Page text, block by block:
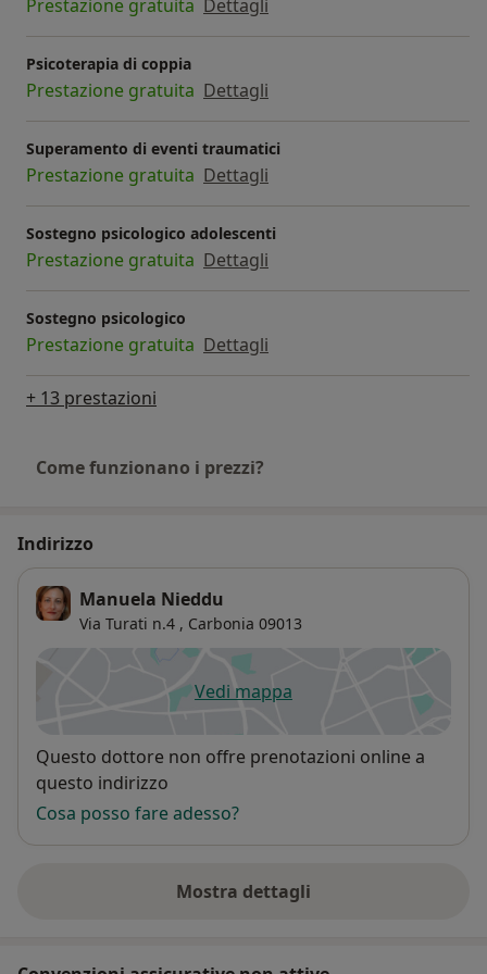
Prestazione gratuita Dettagli
Psicoterapia di coppia
Prestazione gratuita Dettagli
Superamento di eventi traumatici
Prestazione gratuita Dettagli
Sostegno psicologico adolescenti
Prestazione gratuita Dettagli
Sostegno psicologico
Prestazione gratuita Dettagli
+ 13 prestazioni
Come funzionano i prezzi?
Indirizzo
Manuela Nieddu
Via Turati n.4 , Carbonia 09013
Vedi mappasi apre in una nuova scheda
Disponibilità
Questo dottore non offre prenotazioni online a
questo indirizzo
Cosa posso fare adesso?
Mostra dettagli
sull'indirizzo